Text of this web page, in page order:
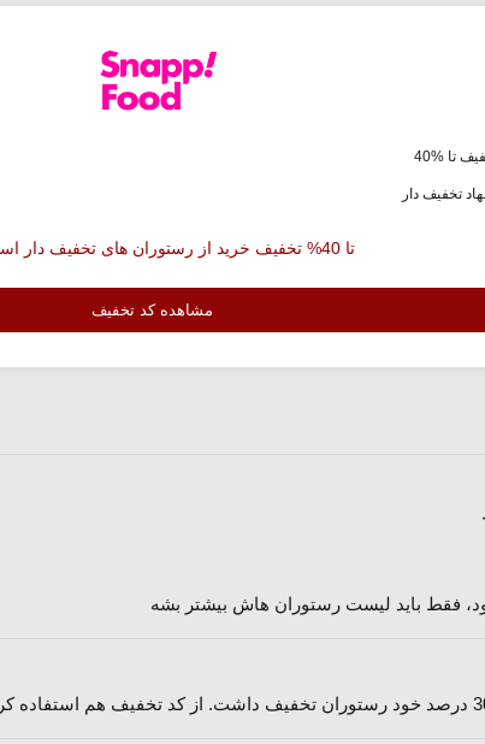
تا %40
تخفیف دار
تا 40% تخفیف خرید از رستوران های تخفیف دار اسنپ فود
مشاهده کد تخفیف
فقط باید لیست رستوران هاش بیشتر بشه